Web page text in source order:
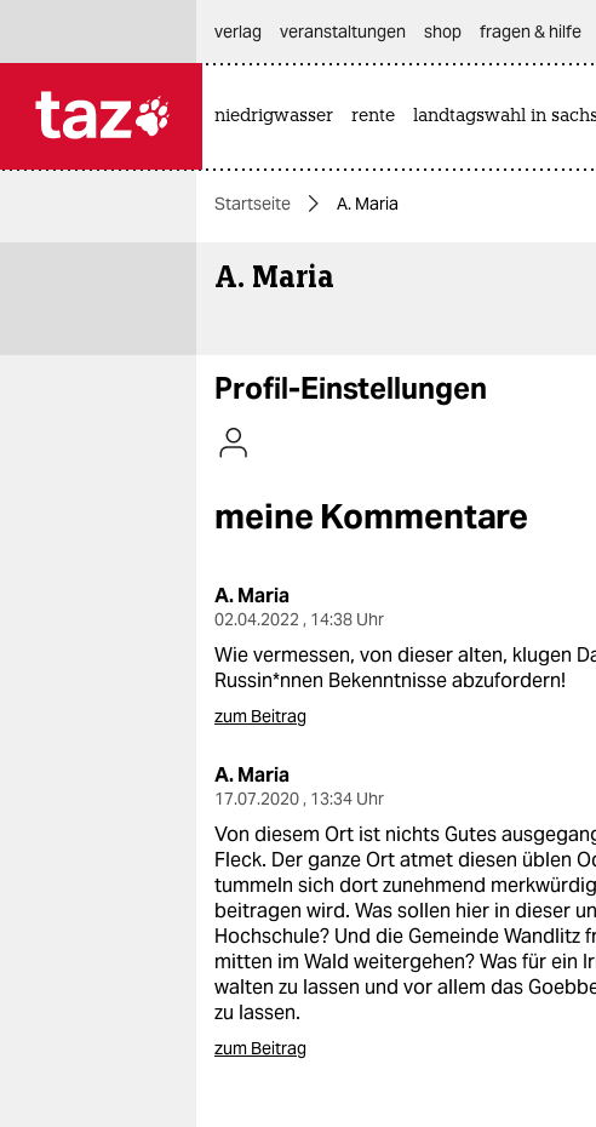
themen
politik
gesellschaft
kultur
nord
wahrheit
verlag
veranstaltungen
shop
fragen & hilfe
unterstützen
abo
genossenschaft
verlag
veranstaltungen shop fragen & hilfe
niedrigwasser rente landtagswahl in
Startseite A. Maria
A. Maria
Profil-Einstellungen
meine Kommentare
A. Maria
02.04.2022 , 14:38 Uhr
Wie vermessen, von dieser alten, klugen
Russin*nnen Bekenntnisse abzufordern!
zum Beitrag
A. Maria
17.07.2020 , 13:34 Uhr
Von diesem Ort ist nichts Gutes
Fleck. Der ganze Ort atmet diesen üblen
tummeln sich dort zunehmend
beitragen wird. Was sollen hier in dieser
Hochschule? Und die Gemeinde
mitten im Wald weitergehen? Was für ein
walten zu lassen und vor allem das
zu lassen.
zum Beitrag